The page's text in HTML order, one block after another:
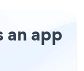
an app